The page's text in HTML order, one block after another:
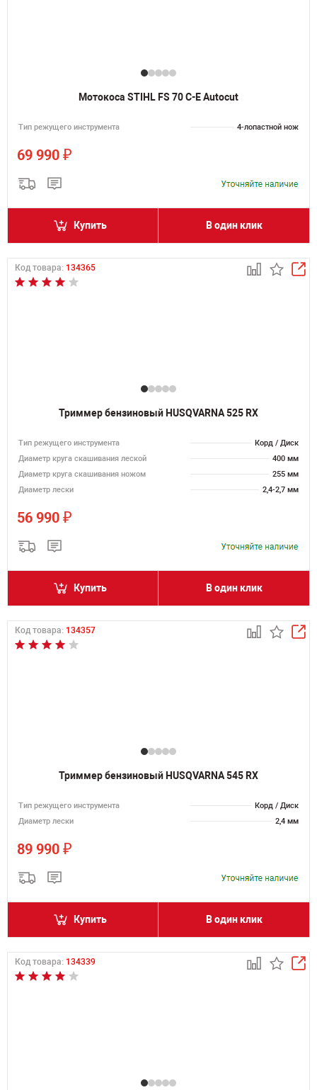
Мотокоса STIHL FS 70 C-E Autocut
Тип режущего инструмента 4-лопастной нож
69 990 ₽
Купить В один клик
Код товара: 134365
Триммер бензиновый HUSQVARNA 525 RX
Тип режущего инструмента
Корд / Диск
Диаметр круга скашивания леской
400 мм
Диаметр круга скашивания ножом
255 мм
Диаметр лески
2,4-2,7 мм
56 990 ₽
Купить В один клик
Код товара: 134357
Триммер бензиновый HUSQVARNA 545 RX
Тип режущего инструмента
Корд / Диск
Диаметр лески
2,4 мм
89 990 ₽
Купить В один клик
Код товара: 134339